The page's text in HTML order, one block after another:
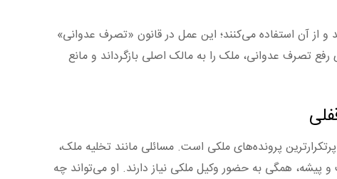
از آن استفاده می‌کنند؛ این عمل در قانون «تصرف عدوانی»
تصرف عدوانی، ملک را به مالک اصلی بازگرداند و مانع
پرونده‌های ملکی است. مسائلی مانند تخلیه ملک،
و پیشه، همگی به حضور وکیل ملکی نیاز دارند. او می‌تواند چه